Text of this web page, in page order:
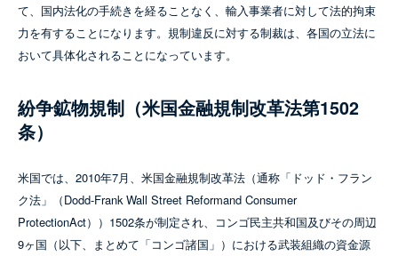
て、国内法化の手続きを経ることなく、輸入事業者に対して法的拘束
力を有することになります。規制違反に対する制裁は、各国の立法に
おいて具体化されることになっています。
紛争鉱物規制（米国金融規制改革法第1502
条）
米国では、2010年7月、米国金融規制改革法（通称「ドッド・フラン
ク法」（Dodd-Frank Wall Street Reformand Consumer
ProtectionAct））1502条が制定され、コンゴ民主共和国及びその周辺
9ヶ国（以下、まとめて「コンゴ諸国」）における武装組織の資金源